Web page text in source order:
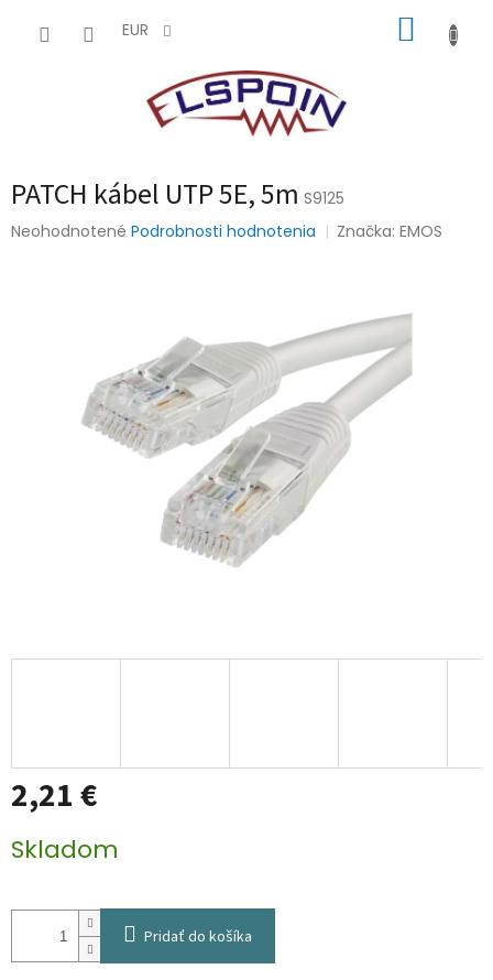
EUR
PATCH kábel UTP 5E, 5m S9125
Priemerné
Neohodnotené Podrobnosti hodnotenia Značka:EMOS
2,21 €
cena:
Skladom
Pridať do košíka